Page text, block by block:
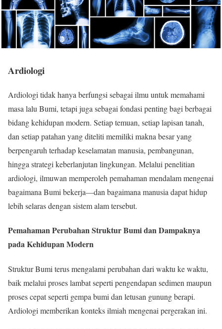
Ardiologi
Ardiologi tidak hanya berfungsi sebagai ilmu untuk memahami
masa lalu Bumi, tetapi juga sebagai fondasi penting bagi berbagai
bidang kehidupan modern. Setiap temuan, setiap lapisan tanah,
dan setiap patahan yang diteliti memiliki makna besar yang
berpengaruh terhadap keselamatan manusia, pembangunan,
hingga strategi keberlanjutan lingkungan. Melalui penelitian
ardiologi, ilmuwan memperoleh pemahaman mendalam mengenai
bagaimana Bumi bekerja—dan bagaimana manusia dapat hidup
lebih selaras dengan sistem alam tersebut.
Pemahaman Perubahan Struktur Bumi dan Dampaknya
pada Kehidupan Modern
Struktur Bumi terus mengalami perubahan dari waktu ke waktu,
baik melalui proses lambat seperti pengendapan sedimen maupun
proses cepat seperti gempa bumi dan letusan gunung berapi.
Ardiologi memberikan konteks ilmiah mengenai pergerakan ini.